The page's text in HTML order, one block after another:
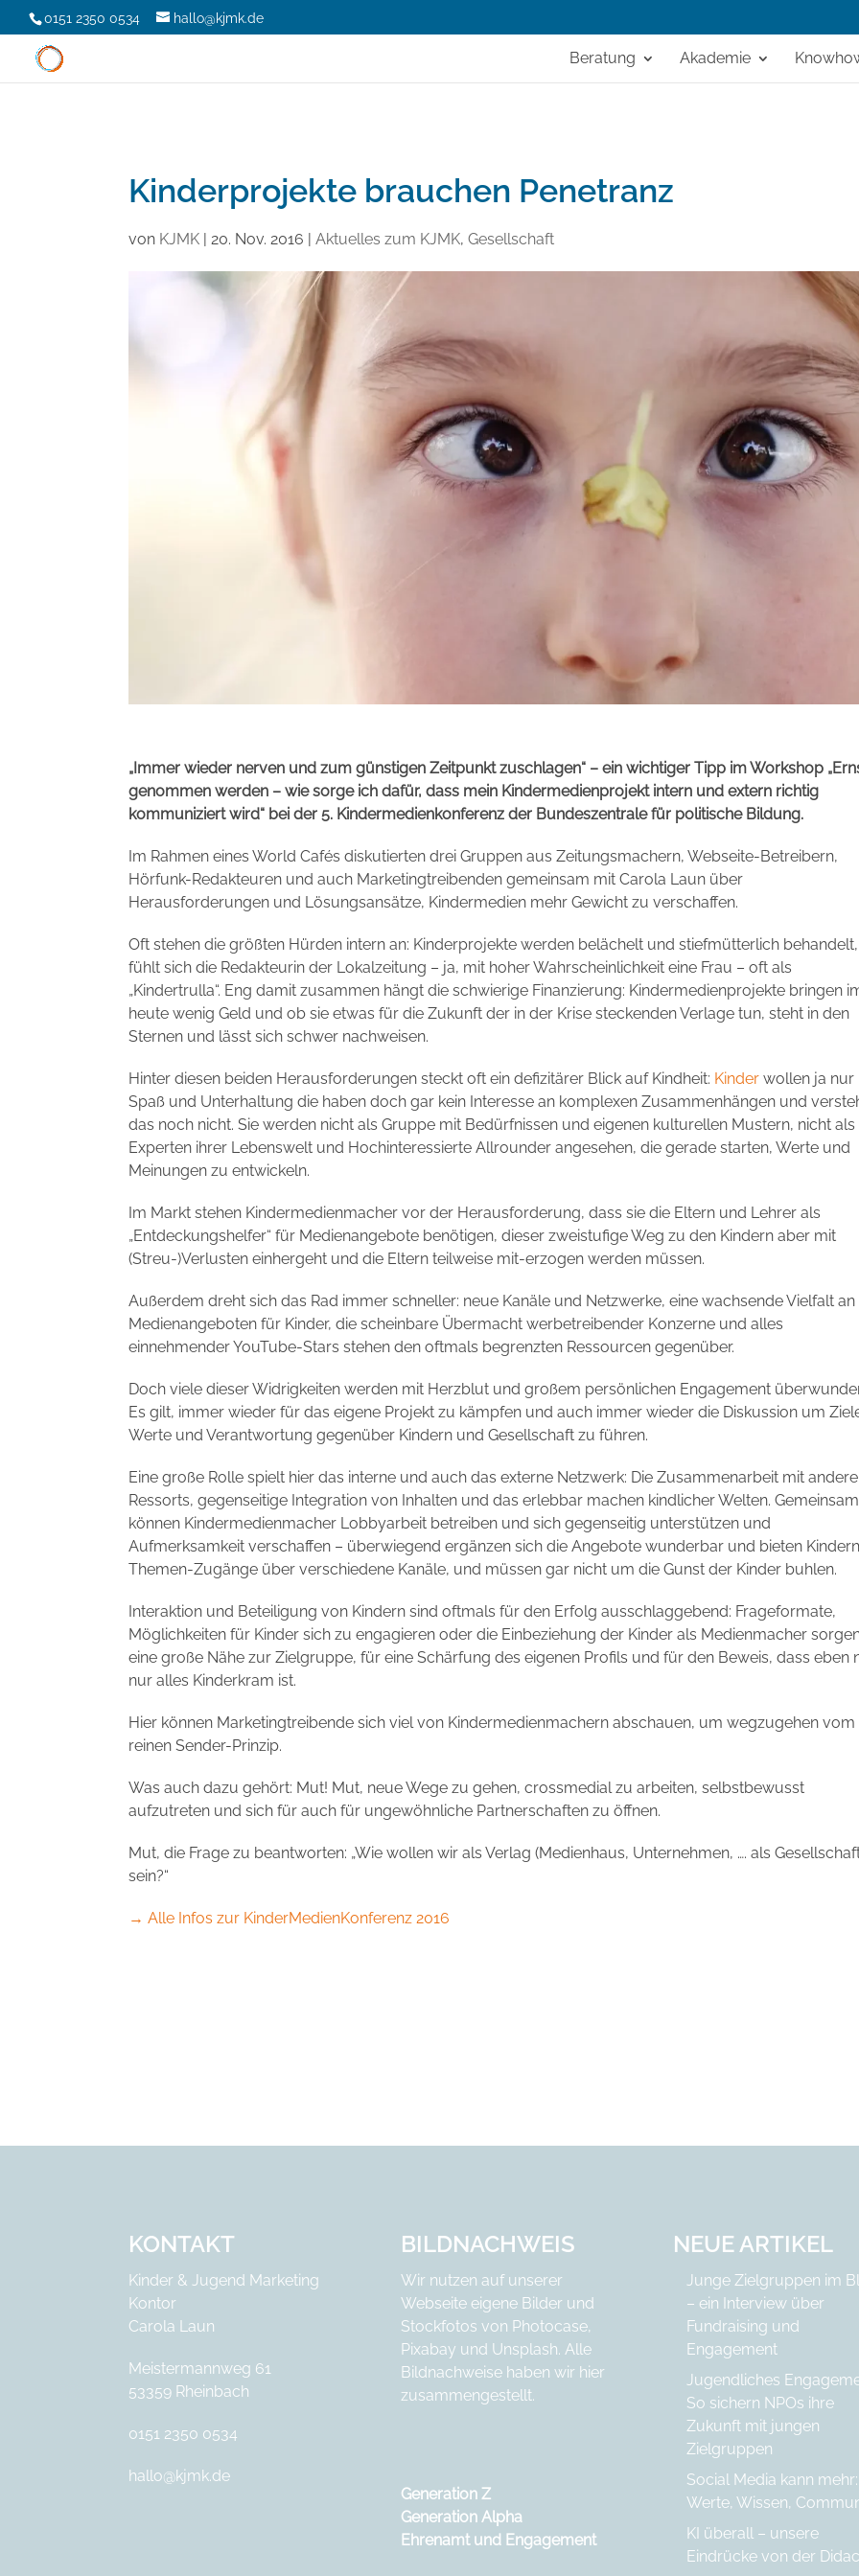
0151 2350 0534 hallo@kjmk.de
Beratung Akademie
Kinderprojekte brauchen Penetranz
von KJMK |20. Nov. 2016 |Aktuelles zum KJMK,Gesellschaft
„Immer wieder nerven und zum günstigen Zeitpunkt zuschlagen“ – ein wichtiger Tipp im Workshop
genommen werden – wie sorge ich dafür, dass mein Kindermedienprojekt intern und extern richtig
kommuniziert wird“ bei der 5. Kindermedienkonferenz der Bundeszentrale für politische Bildung.
Im Rahmen eines World Cafés diskutierten drei Gruppen aus Zeitungsmachern, Webseite-Betreibern,
Hörfunk-Redakteuren und auch Marketingtreibenden gemeinsam mit Carola Laun über
Herausforderungen und Lösungsansätze, Kindermedien mehr Gewicht zu verschaffen.
Oft stehen die größten Hürden intern an: Kinderprojekte werden belächelt und stiefmütterlich
fühlt sich die Redakteurin der Lokalzeitung – ja, mit hoher Wahrscheinlichkeit eine Frau – oft als
„Kindertrulla“. Eng damit zusammen hängt die schwierige Finanzierung: Kindermedienprojekte bringen
heute wenig Geld und ob sie etwas für die Zukunft der in der Krise steckenden Verlage tun, steht in den
Sternen und lässt sich schwer nachweisen.
Hinter diesen beiden Herausforderungen steckt oft ein defizitärer Blick auf Kindheit: Kinder wollen ja nur
Spaß und Unterhaltung die haben doch gar kein Interesse an komplexen Zusammenhängen und
das noch nicht. Sie werden nicht als Gruppe mit Bedürfnissen und eigenen kulturellen Mustern, nicht als
Experten ihrer Lebenswelt und Hochinteressierte Allrounder angesehen, die gerade starten, Werte und
Meinungen zu entwickeln.
Im Markt stehen Kindermedienmacher vor der Herausforderung, dass sie die Eltern und Lehrer als
„Entdeckungshelfer“ für Medienangebote benötigen, dieser zweistufige Weg zu den Kindern aber mit
(Streu-)Verlusten einhergeht und die Eltern teilweise mit-erzogen werden müssen.
Außerdem dreht sich das Rad immer schneller: neue Kanäle und Netzwerke, eine wachsende Vielfalt an
Medienangeboten für Kinder, die scheinbare Übermacht werbetreibender Konzerne und alles
einnehmender YouTube-Stars stehen den oftmals begrenzten Ressourcen gegenüber.
Doch viele dieser Widrigkeiten werden mit Herzblut und großem persönlichen Engagement
Es gilt, immer wieder für das eigene Projekt zu kämpfen und auch immer wieder die Diskussion um
Werte und Verantwortung gegenüber Kindern und Gesellschaft zu führen.
Eine große Rolle spielt hier das interne und auch das externe Netzwerk: Die Zusammenarbeit mit
Ressorts, gegenseitige Integration von Inhalten und das erlebbar machen kindlicher Welten. Gemeinsam
können Kindermedienmacher Lobbyarbeit betreiben und sich gegenseitig unterstützen und
Aufmerksamkeit verschaffen – überwiegend ergänzen sich die Angebote wunderbar und bieten
Themen-Zugänge über verschiedene Kanäle, und müssen gar nicht um die Gunst der Kinder buhlen.
Interaktion und Beteiligung von Kindern sind oftmals für den Erfolg ausschlaggebend: Frageformate,
Möglichkeiten für Kinder sich zu engagieren oder die Einbeziehung der Kinder als Medienmacher
eine große Nähe zur Zielgruppe, für eine Schärfung des eigenen Profils und für den Beweis, dass eben
nur alles Kinderkram ist.
Hier können Marketingtreibende sich viel von Kindermedienmachern abschauen, um wegzugehen vom
reinen Sender-Prinzip.
Was auch dazu gehört: Mut! Mut, neue Wege zu gehen, crossmedial zu arbeiten, selbstbewusst
aufzutreten und sich für auch für ungewöhnliche Partnerschaften zu öffnen.
Mut, die Frage zu beantworten: „Wie wollen wir als Verlag (Medienhaus, Unternehmen, …. als
sein?“
→ Alle Infos zur KinderMedienKonferenz 2016
KONTAKT
Kinder & Jugend Marketing
Kontor
Carola Laun
Meistermannweg 61
53359 Rheinbach
0151 2350 0534
hallo@kjmk.de
BILDNACHWEIS
Wir nutzen auf unserer
Webseite eigene Bilder und
Stockfotos von Photocase,
Pixabay und Unsplash. Alle
Bildnachweise haben wir hier
zusammengestellt.
Generation Z
Generation Alpha
Ehrenamt und Engagement
NEUE ARTIKEL
Junge Zielgruppen im
– ein Interview über
Fundraising und
Engagement
Jugendliches
So sichern NPOs ihre
Zukunft mit jungen
Zielgruppen
Social Media kann mehr:
Werte, Wissen,
KI überall – unsere
Eindrücke von der